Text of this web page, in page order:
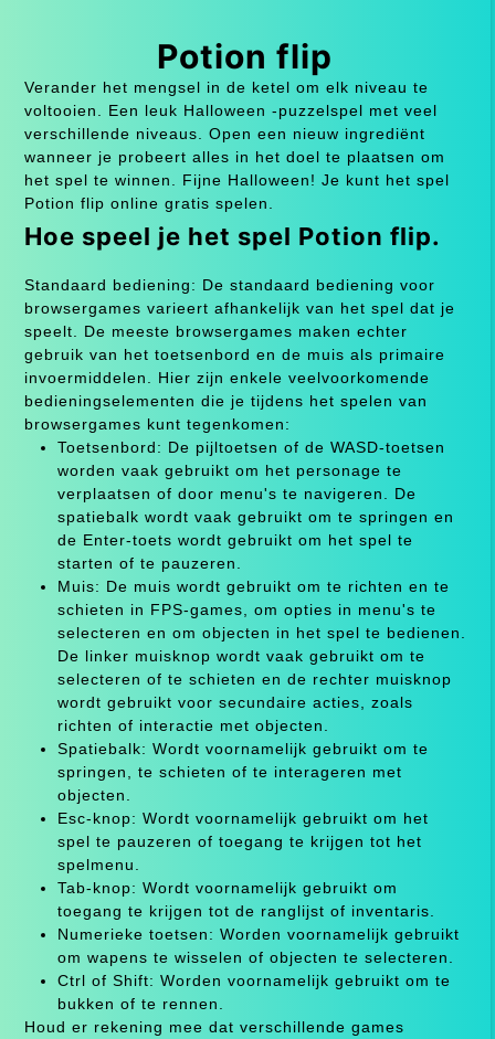
Potion flip
Verander het mengsel in de ketel om elk niveau te
voltooien. Een leuk Halloween -puzzelspel met veel
verschillende niveaus. Open een nieuw ingrediënt
wanneer je probeert alles in het doel te plaatsen om
het spel te winnen. Fijne Halloween! Je kunt het spel
Potion flip online gratis spelen.
Hoe speel je het spel Potion flip.
Standaard bediening: De standaard bediening voor
browsergames varieert afhankelijk van het spel dat je
speelt. De meeste browsergames maken echter
gebruik van het toetsenbord en de muis als primaire
invoermiddelen. Hier zijn enkele veelvoorkomende
bedieningselementen die je tijdens het spelen van
browsergames kunt tegenkomen:
Toetsenbord: De pijltoetsen of de WASD-toetsen
worden vaak gebruikt om het personage te
verplaatsen of door menu's te navigeren. De
spatiebalk wordt vaak gebruikt om te springen en
de Enter-toets wordt gebruikt om het spel te
starten of te pauzeren.
Muis: De muis wordt gebruikt om te richten en te
schieten in FPS-games, om opties in menu's te
selecteren en om objecten in het spel te bedienen.
De linker muisknop wordt vaak gebruikt om te
selecteren of te schieten en de rechter muisknop
wordt gebruikt voor secundaire acties, zoals
richten of interactie met objecten.
Spatiebalk: Wordt voornamelijk gebruikt om te
springen, te schieten of te interageren met
objecten.
Esc-knop: Wordt voornamelijk gebruikt om het
spel te pauzeren of toegang te krijgen tot het
spelmenu.
Tab-knop: Wordt voornamelijk gebruikt om
toegang te krijgen tot de ranglijst of inventaris.
Numerieke toetsen: Worden voornamelijk gebruikt
om wapens te wisselen of objecten te selecteren.
Ctrl of Shift: Worden voornamelijk gebruikt om te
bukken of te rennen.
Houd er rekening mee dat verschillende games